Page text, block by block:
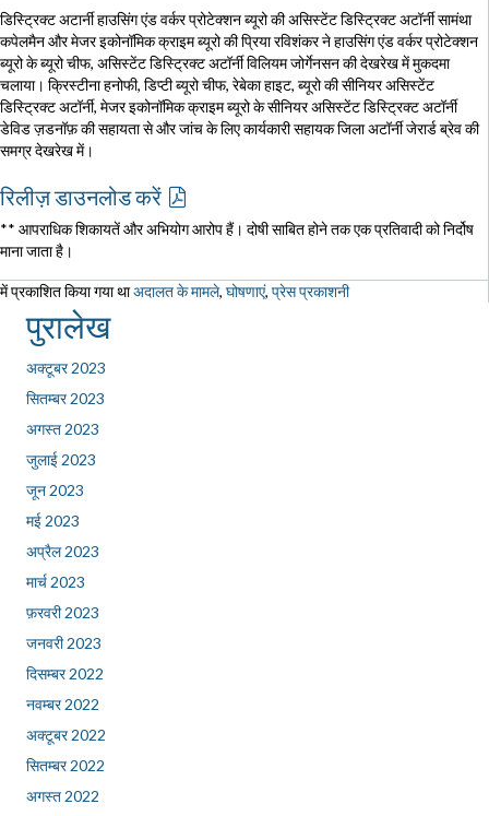
डिस्ट्रिक्ट अटार्नी हाउसिंग एंड वर्कर प्रोटेक्शन ब्यूरो की असिस्टेंट डिस्ट्रिक्ट अटॉर्नी सामंथा
कपेलमैन और मेजर इकोनॉमिक क्राइम ब्यूरो की प्रिया रविशंकर ने हाउसिंग एंड वर्कर प्रोटेक्शन
ब्यूरो के ब्यूरो चीफ, असिस्टेंट डिस्ट्रिक्ट अटॉर्नी विलियम जोर्गेनसन की देखरेख में मुकदमा
चलाया। क्रिस्टीना हनोफी, डिप्टी ब्यूरो चीफ, रेबेका हाइट, ब्यूरो की सीनियर असिस्टेंट
डिस्ट्रिक्ट अटॉर्नी, मेजर इकोनॉमिक क्राइम ब्यूरो के सीनियर असिस्टेंट डिस्ट्रिक्ट अटॉर्नी
डेविड ज़डनॉफ़ की सहायता से और जांच के लिए कार्यकारी सहायक जिला अटॉर्नी जेरार्ड ब्रेव की
समग्र देखरेख में।
रिलीज़ डाउनलोड करें
** आपराधिक शिकायतें और अभियोग आरोप हैं। दोषी साबित होने तक एक प्रतिवादी को निर्दोष
माना जाता है।
में प्रकाशित किया गया थाअदालत के मामले, घोषणाएं, प्रेस प्रकाशनी
पुरालेख
अक्टूबर 2023
सितम्बर 2023
अगस्त 2023
जुलाई 2023
जून 2023
मई 2023
अप्रैल 2023
मार्च 2023
फ़रवरी 2023
जनवरी 2023
दिसम्बर 2022
नवम्बर 2022
अक्टूबर 2022
सितम्बर 2022
अगस्त 2022